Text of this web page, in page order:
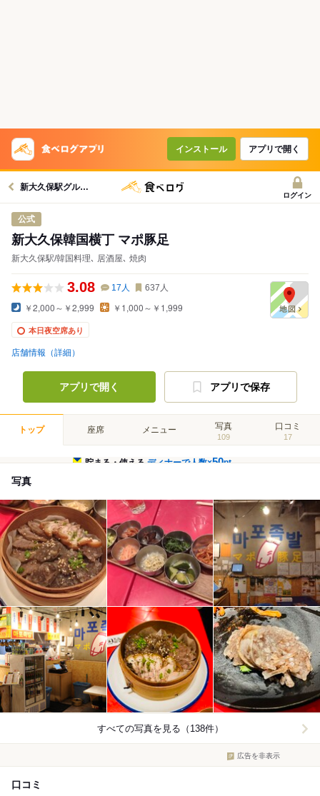
インストール アプリで開く
新大久保駅グルメへ
ログイン
公式
新大久保韓国横丁 マポ豚足
新大久保駅/韓国料理､ 居酒屋､ 焼肉
3.08 17 人 637 人
￥2,000～￥2,999 ￥1,000～￥1,999
本日夜空席あり
店舗情報（詳細）
アプリで開く アプリで保存
トップ 座席 メニュー 写真
109
口コミ
17
貯まる・使えるディナーで人数×50pt
写真
すべての写真を見る（138件）
広告を非表示
口コミ